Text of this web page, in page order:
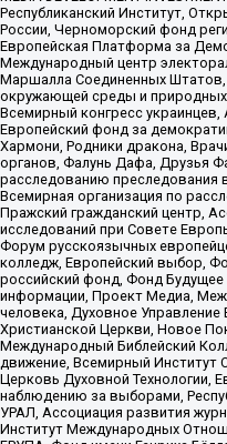
Республиканский Институт,
России, Черноморский фонд
Европейская Платформа за
Международный центр
Маршалла Соединенных Штатов,
окружающей среды и природных
Всемирный конгресс украинцев,
Европейский фонд за
Хармони, Родники дракона,
органов, Фалунь Дафа, Друзья
расследованию преследования
Всемирная организация по
Пражский гражданский центр,
исследований при Совете
Форум русскоязычных
колледж, Европейский выбор,
российский фонд, Фонд
информации, Проект Медиа,
человека, Духовное Управление
Христианской Церкви, Новое
Международный Библейский
движение, Всемирный Институт
Церковь Духовной Технологии,
наблюдению за выборами,
УРАЛ, Ассоциация развития
Институт Международных